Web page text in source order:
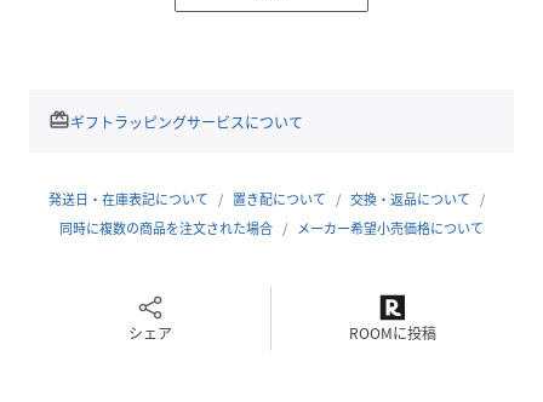
年を通して快適に着用できるオールシーズン対応です。
さらに、内側には消臭・抗菌デオドラントネームが付いてお
り、汗や皮脂による不快なニオイを軽減し、ジャケット内部
用できる清潔仕様です。
redeemギフトラッピングサービスについて
発送日・在庫表記について 置き配について
交換・返品について
同時に複数の商品を注文された場合
メーカー希望小売価格について
シェア ROOMに投稿